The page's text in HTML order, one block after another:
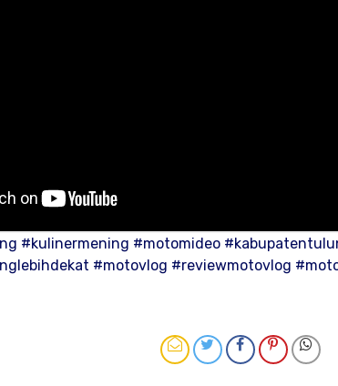
#kulinermening #motomideo
#motovlog #reviewmotovlog